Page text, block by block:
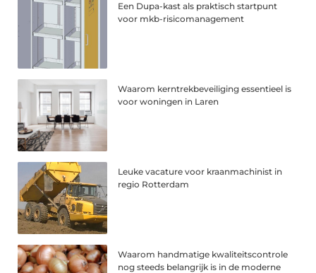
Een Dupa-kast als praktisch startpunt
voor mkb-risicomanagement
Waarom kerntrekbeveiliging essentieel is
voor woningen in Laren
Leuke vacature voor kraanmachinist in
regio Rotterdam
Waarom handmatige kwaliteitscontrole
nog steeds belangrijk is in de moderne